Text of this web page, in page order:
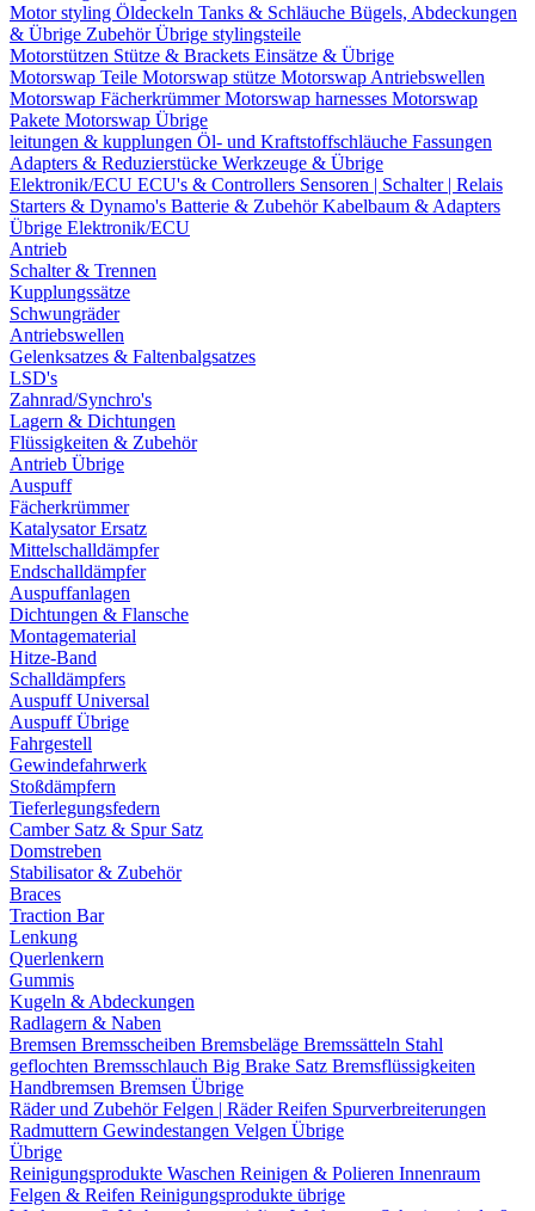
Motor styling Öldeckeln Tanks & Schläuche Bügels, Abdeckungen
& Übrige ZubehörÜbrige stylingsteile
Motorstützen Stütze & Brackets Einsätze & Übrige
Motorswap Teile Motorswap stütze Motorswap Antriebswellen
Motorswap FächerkrümmerMotorswap harnesses Motorswap
Pakete Motorswap Übrige
leitungen & kupplungen Öl- und Kraftstoffschläuche Fassungen
Adapters & Reduzierstücke Werkzeuge & Übrige
Elektronik/ECU ECU's & Controllers Sensoren | Schalter | Relais
Starters & Dynamo's Batterie & ZubehörKabelbaum & Adapters
Übrige Elektronik/ECU
Antrieb
Schalter & Trennen
Kupplungssätze
Schwungräder
Antriebswellen
Gelenksatzes & Faltenbalgsatzes
LSD's
Zahnrad/Synchro's
Lagern & Dichtungen
Flüssigkeiten & Zubehör
Antrieb Übrige
Auspuff
Fächerkrümmer
Katalysator Ersatz
Mittelschalldämpfer
Endschalldämpfer
Auspuffanlagen
Dichtungen & Flansche
Montagematerial
Hitze-Band
Schalldämpfers
Auspuff Universal
Auspuff Übrige
Fahrgestell
Gewindefahrwerk
Stoßdämpfern
Tieferlegungsfedern
Camber Satz & Spur Satz
Domstreben
Stabilisator & Zubehör
Braces
Traction Bar
Lenkung
Querlenkern
Gummis
Kugeln & Abdeckungen
Radlagern & Naben
Bremsen Bremsscheiben Bremsbeläge Bremssätteln Stahl
geflochten Bremsschlauch Big Brake Satz Bremsflüssigkeiten
Handbremsen Bremsen Übrige
Räder und ZubehörFelgen | RäderReifen Spurverbreiterungen
Radmuttern Gewindestangen Velgen Übrige
Übrige
Reinigungsprodukte Waschen Reinigen & Polieren Innenraum
Felgen & Reifen Reinigungsprodukte übrige